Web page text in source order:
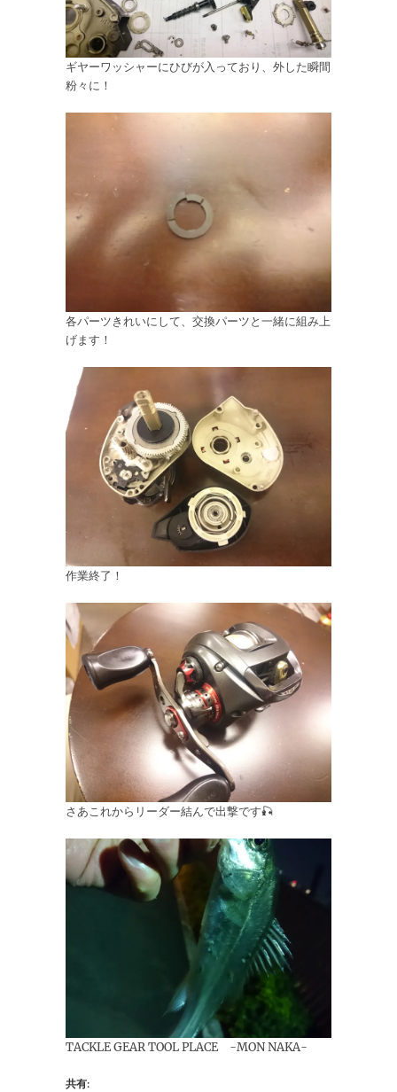
ギヤーワッシャーにひびが入っており、外した瞬間
粉々に！
各パーツきれいにして、交換パーツと一緒に組み上
げます！
作業終了！
さあこれからリーダー結んで出撃です🎣
TACKLE GEAR TOOL PLACE -MON NAKA-
共有: